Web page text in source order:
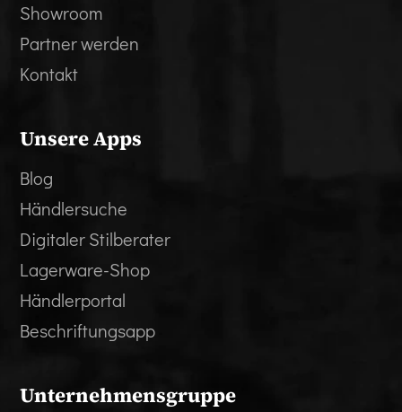
Showroom
Partner werden
Kontakt
Unsere Apps
Blog
Händlersuche
Digitaler Stilberater
Lagerware-Shop
Händlerportal
Beschriftungsapp
Unternehmensgruppe